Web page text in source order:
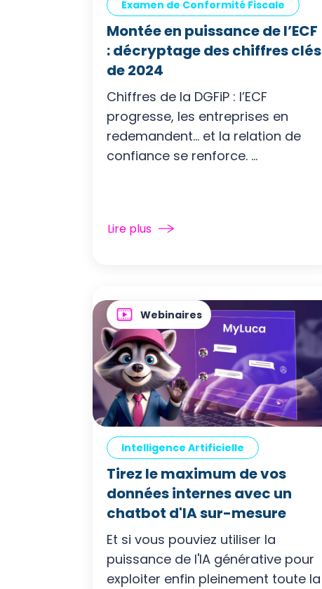
Examen de Conformité Fiscale
Montée en puissance de l’ECF
: décryptage des chiffres clés
de 2024
Chiffres de la DGFiP : l’ECF
progresse, les entreprises en
redemandent… et la relation de
confiance se renforce. ...
Lire plus
Webinaires
Intelligence Artificielle
Tirez le maximum de vos
données internes avec un
chatbot d'IA sur-mesure
Et si vous pouviez utiliser la
puissance de l'IA générative pour
exploiter enfin pleinement toute la